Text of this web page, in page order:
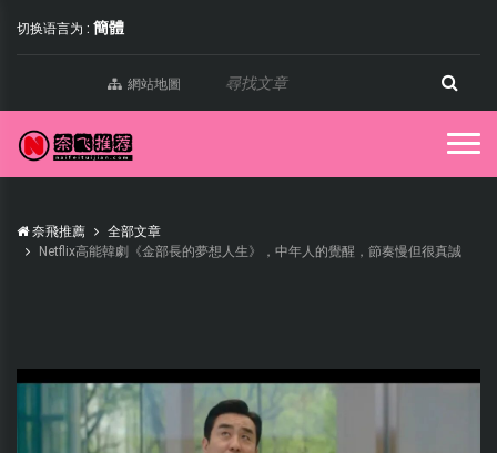
切换语言为 : 簡體
網站地圖
奈飛推薦
全部文章
Netflix高能韓劇《金部長的夢想人生》，中年人的覺醒，節奏慢但很真誠